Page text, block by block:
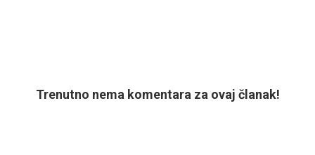
Trenutno nema komentara za ovaj članak!